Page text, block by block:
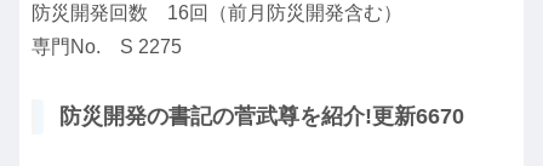
防災開発回数 16回（前月防災開発含む）
専門No. S 2275
防災開発の書記の菅武尊を紹介!更新6670